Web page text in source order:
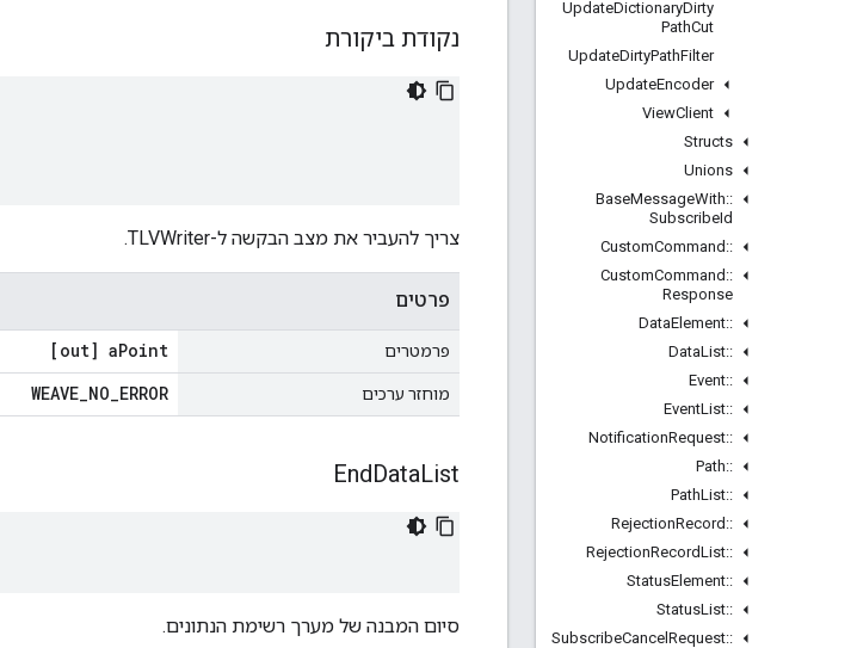
UpdateDictionaryDirty
PathCut
UpdateDirtyPathFilter
UpdateEncoder
ViewClient
Structs
Unions
::
BaseMessageWith
SubscribeId
::
CustomCommand
::
CustomCommand
Response
::
DataElement
::
DataList
::
Event
::
EventList
::
NotificationRequest
::
Path
::
PathList
::
RejectionRecord
::
RejectionRecordList
::
StatusElement
::
StatusList
::
SubscribeCancel Request
נקודת ביקורת
צריך להעביר את מצב הבקשה ל-TLVWriter.
פרטים
פרמטרים [out] aPoint
מוחזר ערכים WEAVE_NO_ERROR
EndDataList
סיום המבנה של מערך רשימת הנתונים.